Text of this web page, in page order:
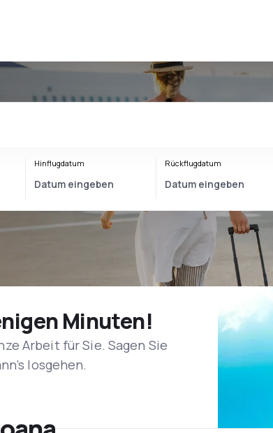
Hinflugdatum Rückflugdatum
Minuten!
Arbeit für Sie. Sagen Sie
losgehen.